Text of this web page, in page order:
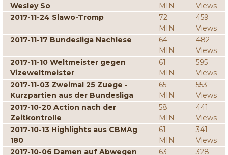
Wesley So
MIN
Views
2017-11-24 Slawo-Tromp
72
MIN
459
Views
2017-11-17 Bundesliga Nachlese
64
MIN
482
Views
2017-11-10 Weltmeister gegen
Vizeweltmeister
61
MIN
595
Views
2017-11-03 Zweimal 25 Zuege -
Kurzpartien aus der Bundesliga
65
MIN
553
Views
2017-10-20 Action nach der
Zeitkontrolle
58
MIN
441
Views
2017-10-13 Highlights aus CBMAg
180
61
MIN
341
Views
2017-10-06 Damen auf Abwegen
63 328